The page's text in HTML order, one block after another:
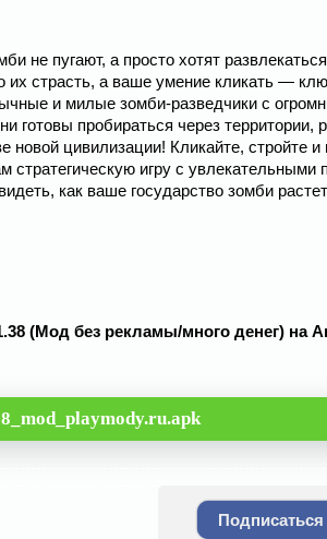
не пугают, а просто хотят
страсть, а ваше умение кликать —
и милые зомби-разведчики с
готовы пробираться через территории,
новой цивилизации! Кликайте, стройте
стратегическую игру с увлекательными
как ваше государство зомби
(Мод без рекламы/много денег) на